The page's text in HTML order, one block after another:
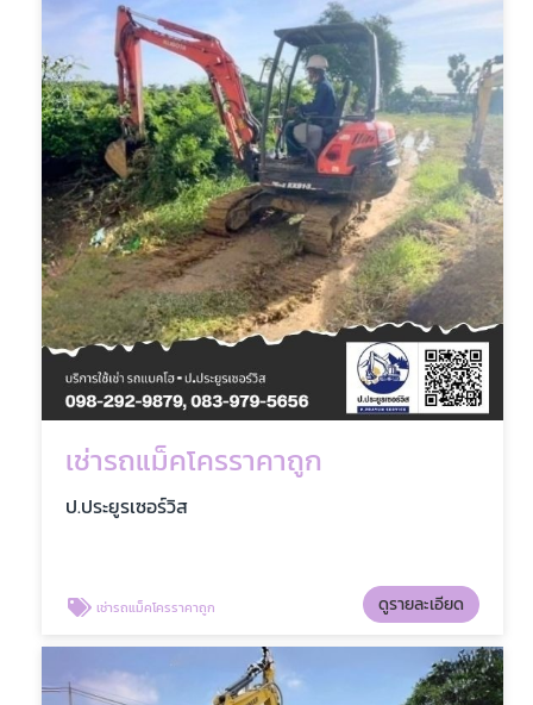
เช่ารถแม็คโครราคาถูก
ป.ประยูรเซอร์วิส
เช่ารถแม็คโครราคาถูก ดูรายละเอียด